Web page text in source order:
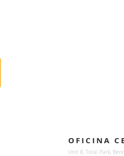
OFICINA
Unit 8, Total Park,